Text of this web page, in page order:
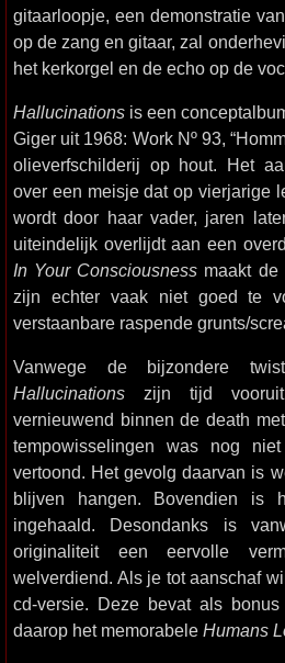
gitaarloopje, een demonstratie
op de zang en gitaar, zal
het kerkorgel en de echo op de
Hallucinations is een
Giger uit 1968: Work Nº 93,
olieverfschilderij op hout. Het
over een meisje dat op vierjarige
wordt door haar vader, jaren
uiteindelijk overlijdt aan een
In Your Consciousness maakt de
zijn echter vaak niet goed te
verstaanbare raspende grunts/
Vanwege de bijzondere
Hallucinations zijn tijd
vernieuwend binnen de death
tempowisselingen was nog
vertoond. Het gevolg daarvan is
blijven hangen. Bovendien is
ingehaald. Desondanks is
originaliteit een eervolle
welverdiend. Als je tot aanschaf
cd-versie. Deze bevat als
daarop het memorabele Humans